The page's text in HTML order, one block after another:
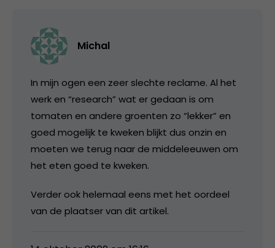
Michal
In mijn ogen een zeer slechte reclame. Al het
werk en “research” wat er gedaan is om
tomaten en andere groenten zo “lekker” en
goed mogelijk te kweken blijkt dus onzin en
moeten we terug naar de middeleeuwen om
het eten goed te kweken.
Verder ook helemaal eens met het oordeel
van de plaatser van dit artikel.